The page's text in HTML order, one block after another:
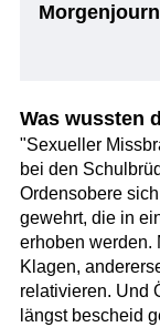
Was wussten
"Sexueller
bei den
Ordensobere
gewehrt, die in
erhoben werden.
Klagen,
relativieren. Und
längst bescheid